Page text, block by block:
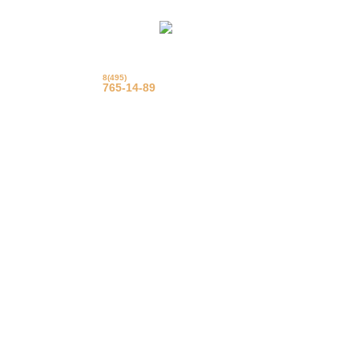
8(495)
765-14-89